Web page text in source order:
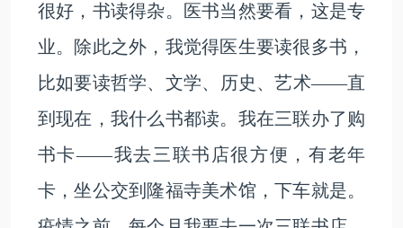
很好，书读得杂。医书当然要看，这是专
业。除此之外，我觉得医生要读很多书，
比如要读哲学、文学、历史、艺术——直
到现在，我什么书都读。我在三联办了购
书卡——我去三联书店很方便，有老年
卡，坐公交到隆福寺美术馆，下车就是。